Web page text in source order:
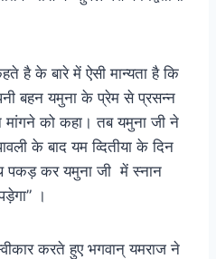
है के बारे में ऐसी मान्यता है कि
बहन यमुना के प्रेम से प्रसन्न
मांगने को कहा। तब यमुना जी ने
के बाद यम व्दितीया के दिन
पकड़ कर यमुना जी में स्नान
।
करते हुए भगवान् यमराज ने